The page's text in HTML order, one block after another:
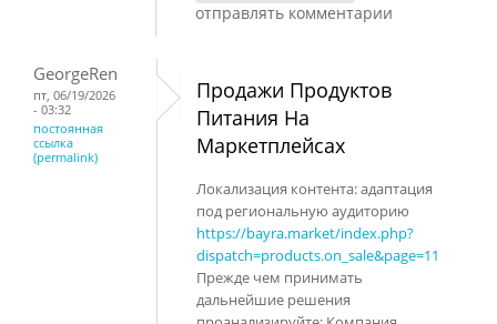
отправлять комментарии
GeorgeRen
пт, 06/19/2026
- 03:32
постоянная
ссылка
(permalink)
Продажи Продуктов
Питания На
Маркетплейсах
Локализация контента: адаптация
под региональную аудиторию
https://bayra.market/index.php?
dispatch=products.on_sale&page=11
Прежде чем принимать
дальнейшие решения